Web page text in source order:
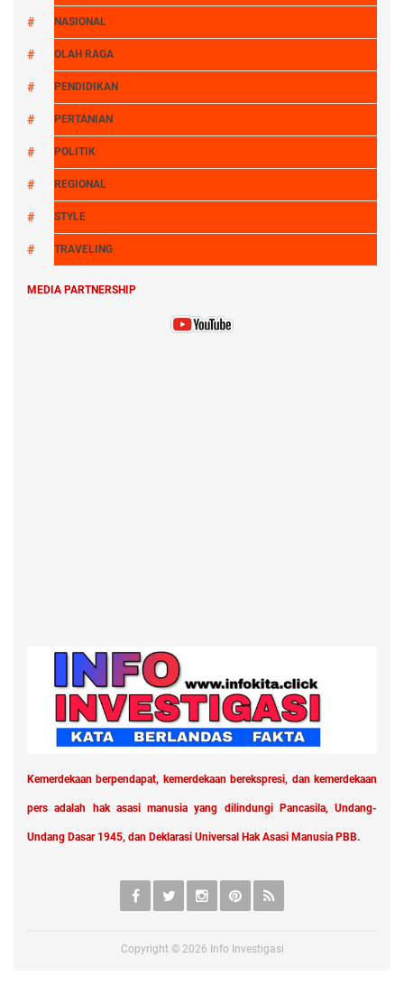
NASIONAL
OLAH RAGA
PENDIDIKAN
PERTANIAN
POLITIK
REGIONAL
STYLE
TRAVELING
MEDIA PARTNERSHIP
Kemerdekaan berpendapat, kemerdekaan berekspresi, dan kemerdekaan
pers adalah hak asasi manusia yang dilindungi Pancasila, Undang-
Undang Dasar 1945, dan Deklarasi Universal Hak Asasi Manusia PBB.
Copyright © 2026 Info Investigasi